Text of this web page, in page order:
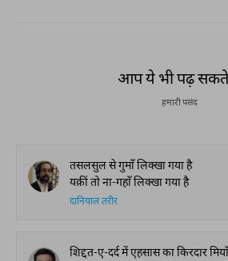
आप ये भी पढ़
हमारी पसंद
तसलसुल से गुमाँ लिक्खा गया है
यक़ीं तो ना-गहाँ लिक्खा गया है
दानियाल तरीर
शिद्दत-ए-दर्द में एहसास का किरदार मियाँ